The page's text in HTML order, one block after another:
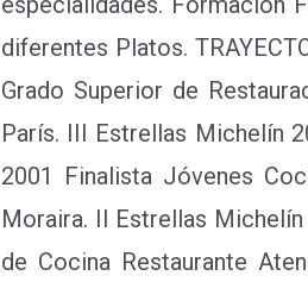
nacional, cómo
necesidades de cada
artístico. Restauración
producto. Bombonería
desarrollo de producto.
1997 Grado Superior